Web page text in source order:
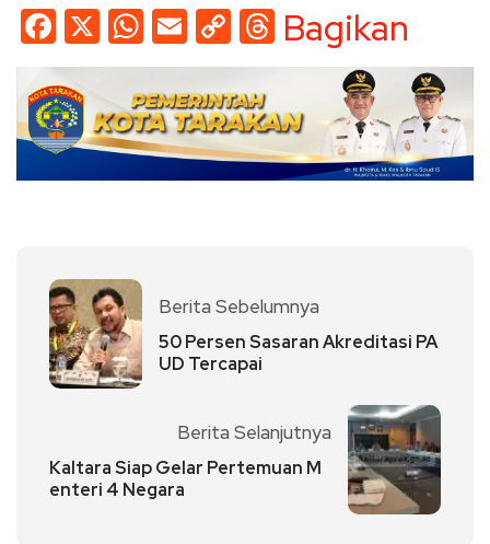
Facebook
X WhatsApp
EmailCopy
Link
Threads
Bagikan
Berita Sebelumnya
50 Persen Sasaran Akreditasi PA
UD Tercapai
Berita Selanjutnya
Kaltara Siap Gelar Pertemuan M
enteri 4 Negara